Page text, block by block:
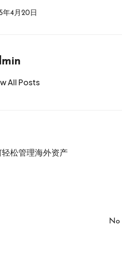
4月20日
All Posts
松管理海外资产
No